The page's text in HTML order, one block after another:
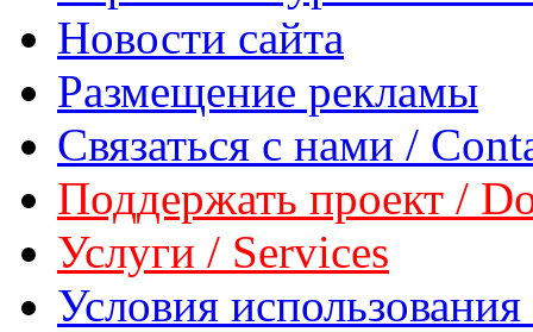
Новости сайта
Размещение рекламы
Связаться с нами /
Поддержать проект /
Услуги / Services
Условия